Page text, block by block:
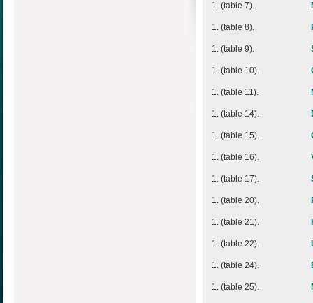
1. (table 7).
1. (table 8).
1. (table 9).
1. (table 10).
1. (table 11).
1. (table 14).
1. (table 15).
1. (table 16).
1. (table 17).
1. (table 20).
1. (table 21).
1. (table 22).
1. (table 24).
1. (table 25).